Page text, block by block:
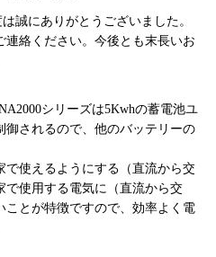
誠にありがとうございました。
絡ください。今後とも末長いお
シリーズは5Kwhの蓄電池ユ
御されるので、他のバッテリーの
で使えるようにする（直流から交
で使用する電気に（直流から交
ことが特徴ですので、効率よく電